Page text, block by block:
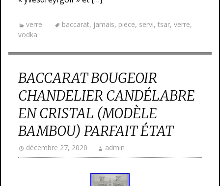
verre baccarat, jamais, piece, servi, tsar, verre,
vodka
BACCARAT BOUGEOIR
CHANDELIER CANDÉLABRE
EN CRISTAL (MODÈLE
BAMBOU) PARFAIT ÉTAT
décembre 27, 2020 admin